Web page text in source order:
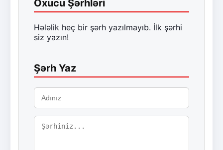
Oxucu Şərhləri
Hələlik heç bir şərh yazılmayıb. İlk şərhi
siz yazın!
Şərh Yaz